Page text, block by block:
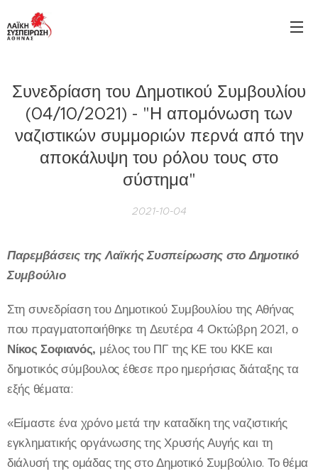
Συνεδρίαση του Δημοτικού Συμβουλίου
(04/10/2021) - "Η απομόνωση των
ναζιστικών συμμοριών περνά από την
αποκάλυψη του ρόλου τους στο
σύστημα"
2021-10-04
Παρεμβάσεις της Λαϊκής Συσπείρωσης στο Δημοτικό
Συμβούλιο
Στη συνεδρίαση του Δημοτικού Συμβουλίου της Αθήνας
που πραγματοποιήθηκε τη Δευτέρα 4 Οκτώβρη 2021, ο
Νίκος Σοφιανός, μέλος του ΠΓ της ΚΕ του ΚΚΕ και
δημοτικός σύμβουλος έθεσε προ ημερήσιας διάταξης τα
εξής θέματα:
«Είμαστε ένα χρόνο μετά την καταδίκη της ναζιστικής
εγκληματικής οργάνωσης της Χρυσής Αυγής και τη
διάλυσή της ομάδας της στο Δημοτικό Συμβούλιο. Το θέμα